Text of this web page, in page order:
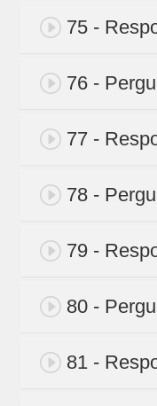
75 -
76 -
77 -
78 -
79 -
80 -
81 -